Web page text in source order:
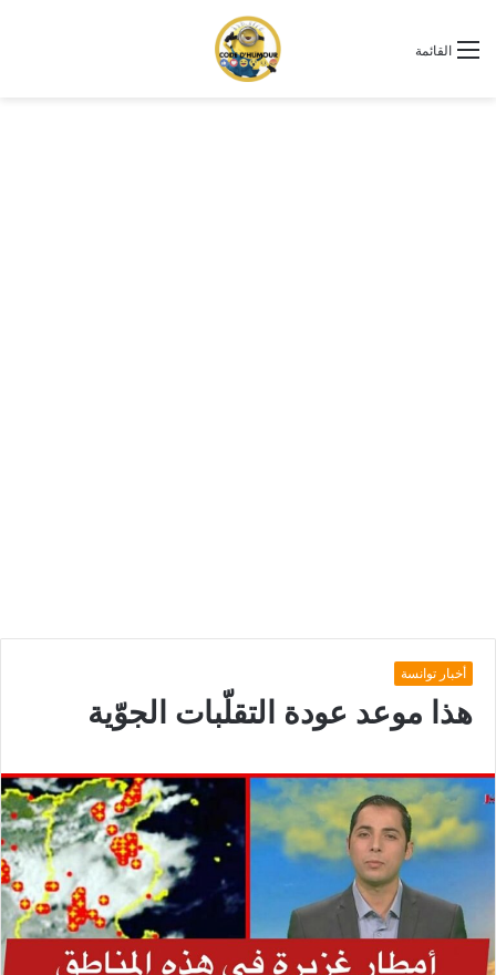
القائمة
أخبار توانسة
هذا موعد عودة التقلّبات الجوّية